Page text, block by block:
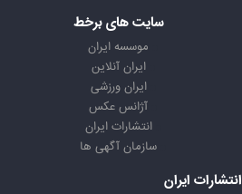
سایت های برخط
موسسه ایران
ایران آنلاین
ایران ورزشی
آژانس عکس
انتشارات ایران
سازمان آگهی ها
انتشارات ایران